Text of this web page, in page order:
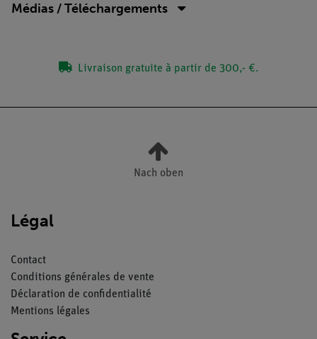
Médias / Téléchargements
Livraison gratuite à partir de 300,- €.
Nach oben
Légal
Contact
Conditions générales de vente
Déclaration de confidentialité
Mentions légales